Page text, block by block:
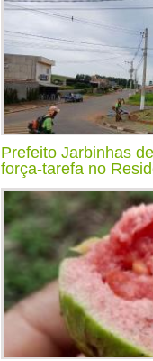
Prefeito Jarbinhas
força-tarefa no